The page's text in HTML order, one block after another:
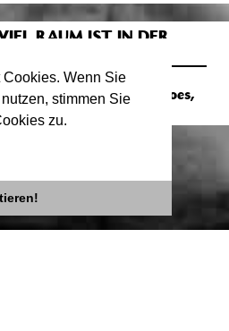
Wenn Sie
stimmen Sie
zu.
RAUM IST IN DER
von Charlotte Goes,
u.v.m.